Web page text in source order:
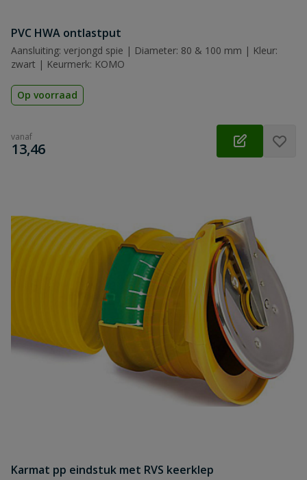
PVC HWA ontlastput
Aansluiting: verjongd spie | Diameter: 80 & 100 mm | Kleur:
zwart | Keurmerk: KOMO
Op voorraad
vanaf
€
13,46
Karmat pp eindstuk met RVS keerklep